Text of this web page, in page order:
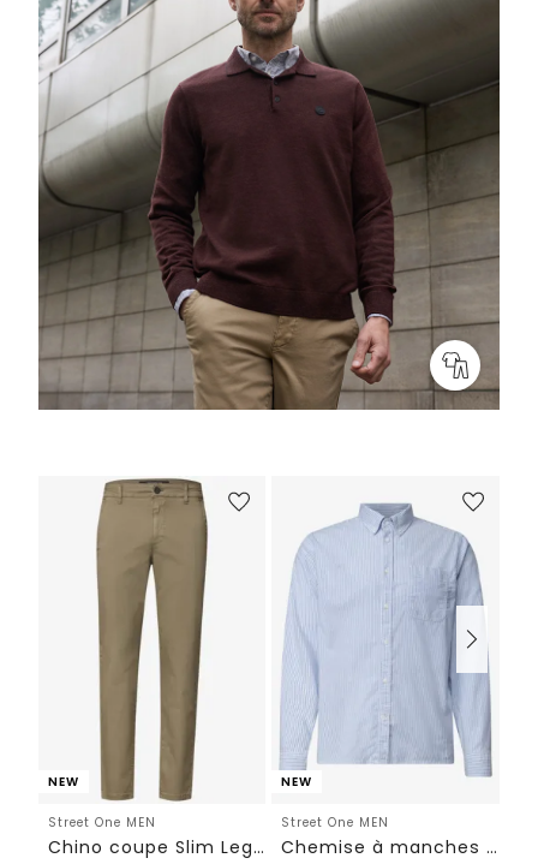
NEW
Street One MEN
Chino coupe Slim Leg avec ceinture élastiquée confortable
NEW
Street One MEN
Chemise à manches longues à rayures